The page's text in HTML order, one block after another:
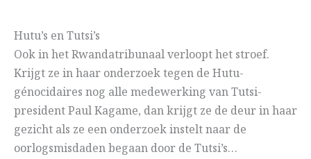
Hutu’s en Tutsi’s
Ook in het Rwandatribunaal verloopt het stroef.
Krijgt ze in haar onderzoek tegen de Hutu-
génocidaires nog alle medewerking van Tutsi-
president Paul Kagame, dan krijgt ze de deur in haar
gezicht als ze een onderzoek instelt naar de
oorlogsmisdaden begaan door de Tutsi’s…